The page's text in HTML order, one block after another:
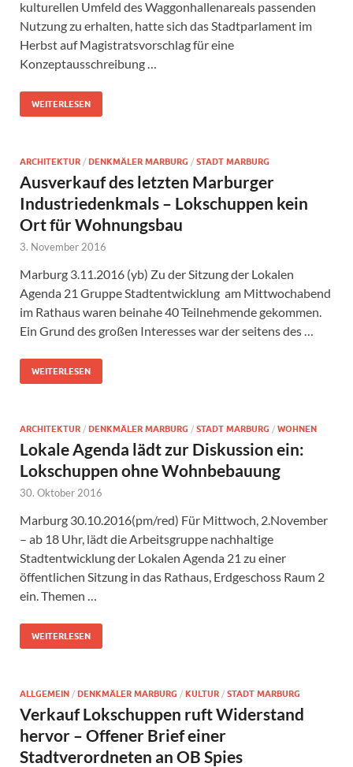
kulturellen Umfeld des Waggonhallenareals passenden
Nutzung zu erhalten, hatte sich das Stadtparlament im
Herbst auf Magistratsvorschlag für eine
Konzeptausschreibung …
WEITERLESEN
ARCHITEKTUR / DENKMÄLER MARBURG / STADT MARBURG
Ausverkauf des letzten Marburger
Industriedenkmals – Lokschuppen kein
Ort für Wohnungsbau
3. November 2016
Marburg 3.11.2016 (yb) Zu der Sitzung der Lokalen
Agenda 21 Gruppe Stadtentwicklung am Mittwochabend
im Rathaus waren beinahe 40 Teilnehmende gekommen.
Ein Grund des großen Interesses war der seitens des …
WEITERLESEN
ARCHITEKTUR / DENKMÄLER MARBURG / STADT MARBURG / WOHNEN
Lokale Agenda lädt zur Diskussion ein:
Lokschuppen ohne Wohnbebauung
30. Oktober 2016
Marburg 30.10.2016(pm/red) Für Mittwoch, 2.November
– ab 18 Uhr, lädt die Arbeitsgruppe nachhaltige
Stadtentwicklung der Lokalen Agenda 21 zu einer
öffentlichen Sitzung in das Rathaus, Erdgeschoss Raum 2
ein. Themen …
WEITERLESEN
ALLGEMEIN / DENKMÄLER MARBURG / KULTUR / STADT MARBURG
Verkauf Lokschuppen ruft Widerstand
hervor – Offener Brief einer
Stadtverordneten an OB Spies